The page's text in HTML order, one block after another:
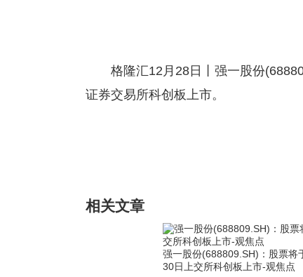
格隆汇12月28日丨强一股份
证券交易所科创板上市。
相关文章
强一股份(688809.SH)：股票将
30日上交所科创板上市-观焦点